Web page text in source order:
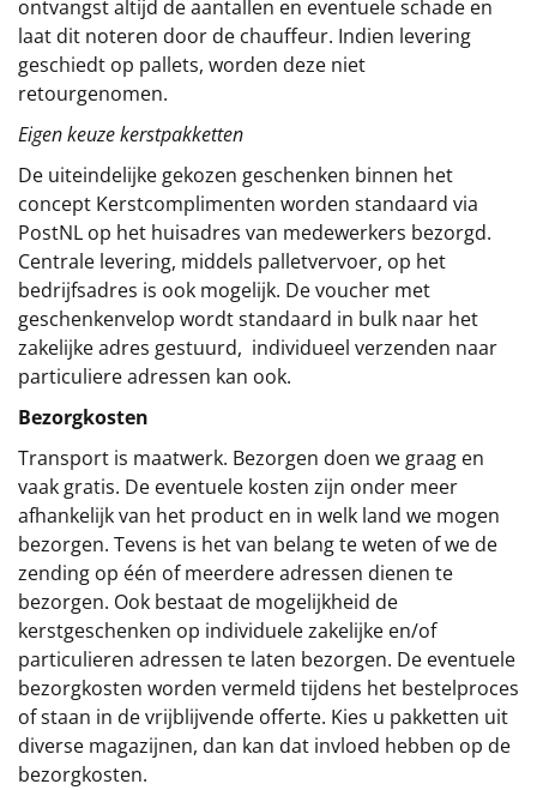
ontvangst altijd de aantallen en eventuele schade en
laat dit noteren door de chauffeur. Indien levering
geschiedt op pallets, worden deze niet
retourgenomen.
Eigen keuze kerstpakketten
De uiteindelijke gekozen geschenken binnen het
concept Kerstcomplimenten worden standaard via
PostNL op het huisadres van medewerkers bezorgd.
Centrale levering, middels palletvervoer, op het
bedrijfsadres is ook mogelijk. De voucher met
geschenkenvelop wordt standaard in bulk naar het
zakelijke adres gestuurd, individueel verzenden naar
particuliere adressen kan ook.
Bezorgkosten
Transport is maatwerk. Bezorgen doen we graag en
vaak gratis. De eventuele kosten zijn onder meer
afhankelijk van het product en in welk land we mogen
bezorgen. Tevens is het van belang te weten of we de
zending op één of meerdere adressen dienen te
bezorgen. Ook bestaat de mogelijkheid de
kerstgeschenken op individuele zakelijke en/of
particulieren adressen te laten bezorgen. De eventuele
bezorgkosten worden vermeld tijdens het bestelproces
of staan in de vrijblijvende offerte. Kies u pakketten uit
diverse magazijnen, dan kan dat invloed hebben op de
bezorgkosten.